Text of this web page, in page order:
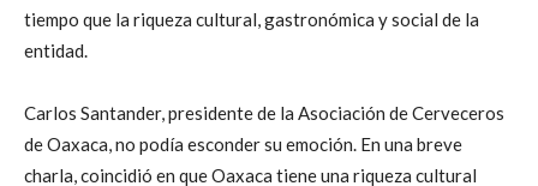
tiempo que la riqueza cultural, gastronómica y social de la
entidad.
Carlos Santander, presidente de la Asociación de Cerveceros
de Oaxaca, no podía esconder su emoción. En una breve
charla, coincidió en que Oaxaca tiene una riqueza cultural